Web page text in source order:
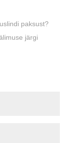
paksust?
järgi